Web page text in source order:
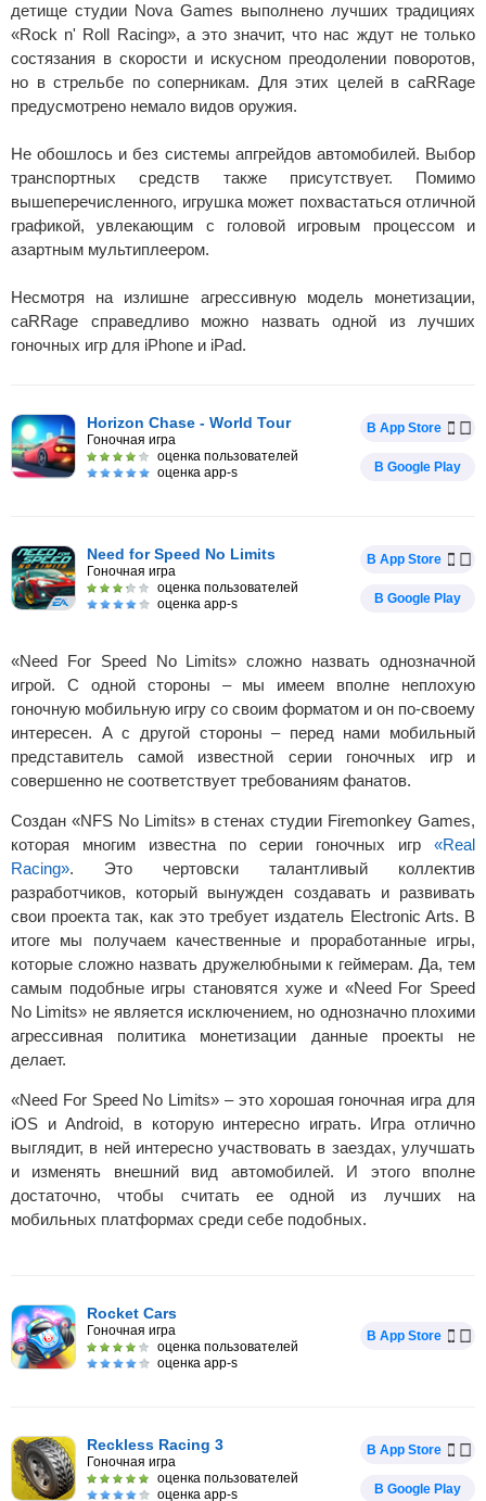
детище студии Nova Games выполнено лучших традициях
«Rock n' Roll Racing», а это значит, что нас ждут не только
состязания в скорости и искусном преодолении поворотов,
но в стрельбе по соперникам. Для этих целей в caRRage
предусмотрено немало видов оружия.
Не обошлось и без системы апгрейдов автомобилей. Выбор
транспортных средств также присутствует. Помимо
вышеперечисленного, игрушка может похвастаться отличной
графикой, увлекающим с головой игровым процессом и
азартным мультиплеером.
Несмотря на излишне агрессивную модель монетизации,
caRRage справедливо можно назвать одной из лучших
гоночных игр для iPhone и iPad.
Horizon Chase - World Tour
Гоночная игра
оценка пользователей
оценка app-s
В App Store
В Google Play
Need for Speed No Limits
Гоночная игра
оценка пользователей
оценка app-s
В App Store
В Google Play
«Need For Speed No Limits» сложно назвать однозначной
игрой. С одной стороны – мы имеем вполне неплохую
гоночную мобильную игру со своим форматом и он по-своему
интересен. А с другой стороны – перед нами мобильный
представитель самой известной серии гоночных игр и
совершенно не соответствует требованиям фанатов.
Создан «NFS No Limits» в стенах студии Firemonkey Games,
которая многим известна по серии гоночных игр «Real
Racing». Это чертовски талантливый коллектив
разработчиков, который вынужден создавать и развивать
свои проекта так, как это требует издатель Electronic Arts. В
итоге мы получаем качественные и проработанные игры,
которые сложно назвать дружелюбными к геймерам. Да, тем
самым подобные игры становятся хуже и «Need For Speed
No Limits» не является исключением, но однозначно плохими
агрессивная политика монетизации данные проекты не
делает.
«Need For Speed No Limits» – это хорошая гоночная игра для
iOS и Android, в которую интересно играть. Игра отлично
выглядит, в ней интересно участвовать в заездах, улучшать
и изменять внешний вид автомобилей. И этого вполне
достаточно, чтобы считать ее одной из лучших на
мобильных платформах среди себе подобных.
Rocket Cars
Гоночная игра
оценка пользователей
оценка app-s
В App Store
Reckless Racing 3
Гоночная игра
оценка пользователей
оценка app-s
В App Store
В Google Play